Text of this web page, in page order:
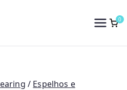
Baby
0
/ Espelhos e